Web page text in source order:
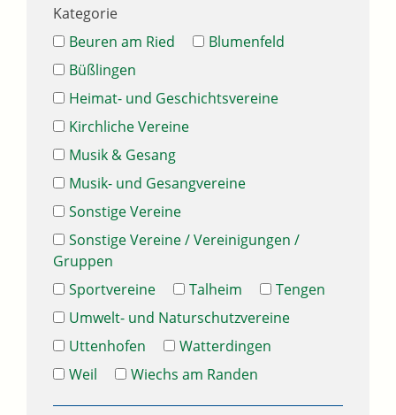
Kategorie
Beuren am Ried
Blumenfeld
Büßlingen
Heimat- und Geschichtsvereine
Kirchliche Vereine
Musik & Gesang
Musik- und Gesangvereine
Sonstige Vereine
Sonstige Vereine / Vereinigungen /
Gruppen
Sportvereine
Talheim
Tengen
Umwelt- und Naturschutzvereine
Uttenhofen
Watterdingen
Weil
Wiechs am Randen